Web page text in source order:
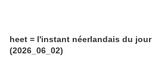
heet = l'instant néerlandais du jour
(2026_06_02)